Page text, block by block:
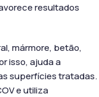
resultados
mármore, betão,
isso, ajuda a
superfícies tratadas.
e utiliza